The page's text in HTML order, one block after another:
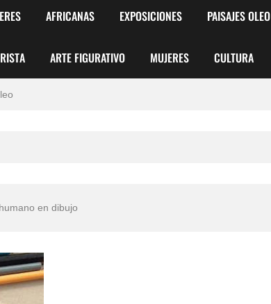
AFRICANAS EXPOSICIONES PAISAJES OLEO
ARTE FIGURATIVO MUJERES CULTURA
Lápiz, Biryulina Vita
Más Bellas del Mundo
en dibujo